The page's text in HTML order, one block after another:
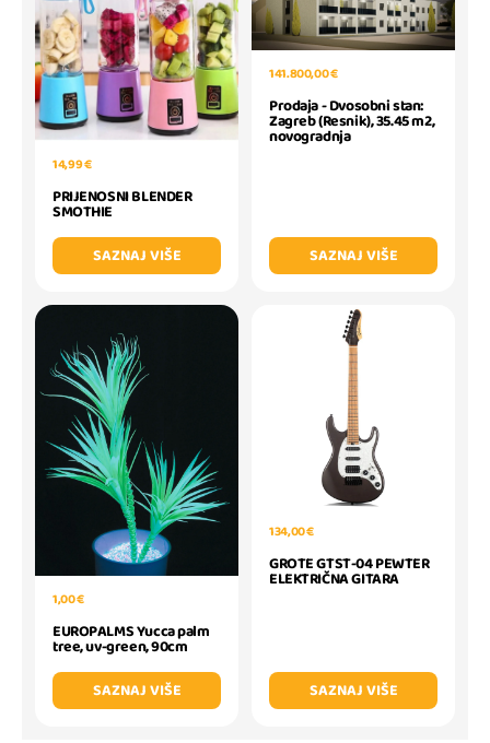
14,99 €
PRIJENOSNI BLENDER
SMOTHIE
SAZNAJ VIŠE
141.800,00 €
Prodaja - Dvosobni stan:
Zagreb (Resnik), 35.45 m2,
novogradnja
SAZNAJ VIŠE
1,00 €
EUROPALMS Yucca palm
tree, uv-green, 90cm
SAZNAJ VIŠE
134,00 €
GROTE GTST-04 PEWTER
ELEKTRIČNA GITARA
SAZNAJ VIŠE